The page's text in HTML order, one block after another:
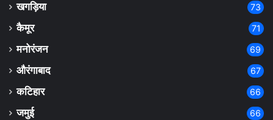
खगड़िया 73
कैमूर 71
मनोरंजन 69
औरंगाबाद 67
कटिहार 66
जमुई 66